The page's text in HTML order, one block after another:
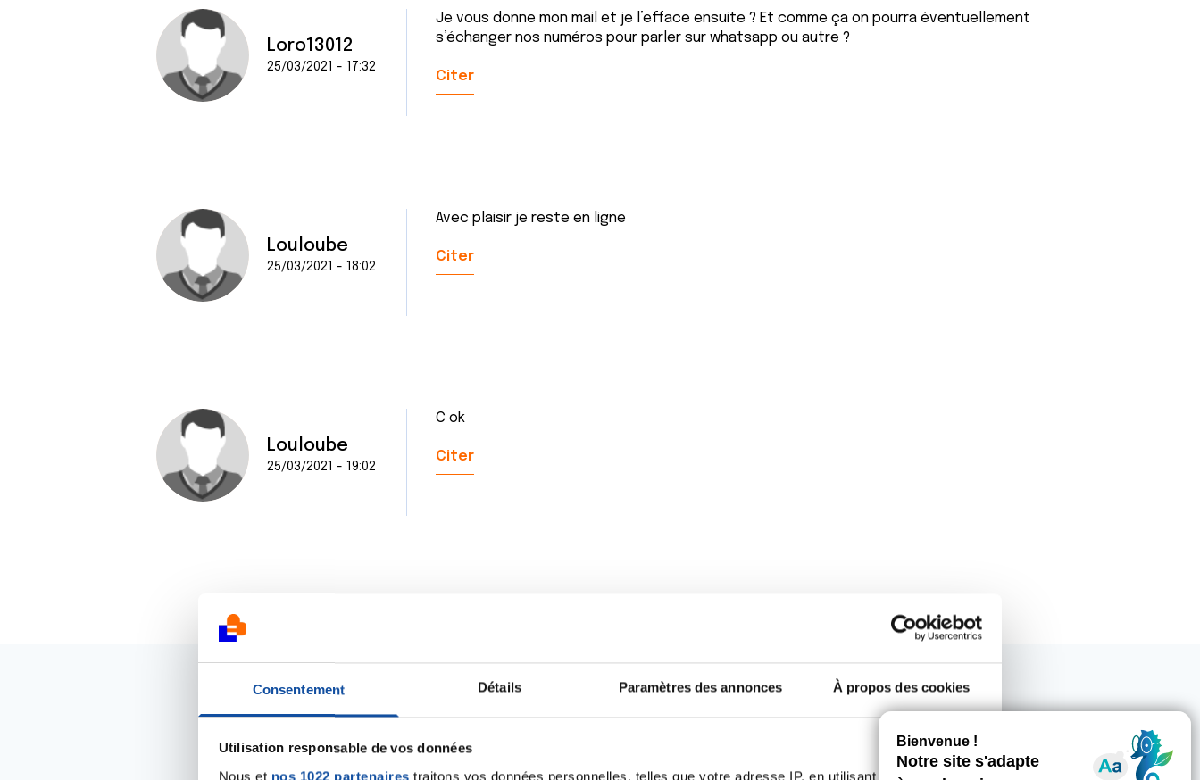
Consentement Détails Paramètres des annonces À propos des cookies
Utilisation responsable de vos données
Nous et nos 1022 partenaires traitons vos données personnelles, telles que votre adresse IP, en utilisant des
Loro13012
25/03/2021 - 17:32
Je vous donne mon mail et je l’efface ensuite ? Et comme ça on pourra éventuellement
s’échanger nos numéros pour parler sur whatsapp ou autre ?
Citer
Louloube
25/03/2021 - 18:02
Avec plaisir je reste en ligne
Citer
Louloube
25/03/2021 - 19:02
C ok
Citer